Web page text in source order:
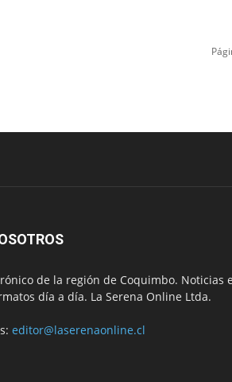
de la región de Coquimbo. Noticias
día a día. La Serena Online Ltda.
editor@laserenaonline.cl